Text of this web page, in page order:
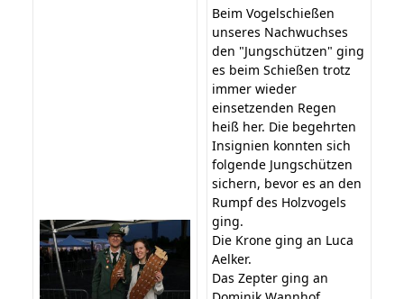
Beim Vogelschießen
unseres Nachwuchses
den "Jungschützen" ging
es beim Schießen trotz
immer wieder
einsetzenden Regen
heiß her. Die begehrten
Insignien konnten sich
folgende Jungschützen
sichern, bevor es an den
Rumpf des Holzvogels
ging.
Die Krone ging an Luca
Aelker.
Das Zepter ging an